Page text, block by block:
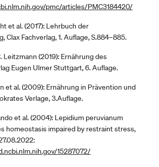
pmc/articles/PMC3184420/
et al. (2017): Lehrbuch der
Clax Fachverlag, 1. Auflage, S.884–885.
Leitzmann (2019): Ernährung des
Eugen Ulmer Stuttgart, 6. Auflage.
et al. (2009): Ernährung in Prävention und
Verlage, 3.Auflage.
et al. (2004): Lepidium peruvianum
homeostasis impaired by restraint stress,
15287072/